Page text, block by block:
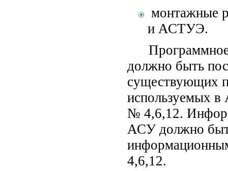
монтажные
и АСТУЭ.
Программное
должно быть
существующих
используемых
№ 4,6,12.
АСУ должно
4,6,12.